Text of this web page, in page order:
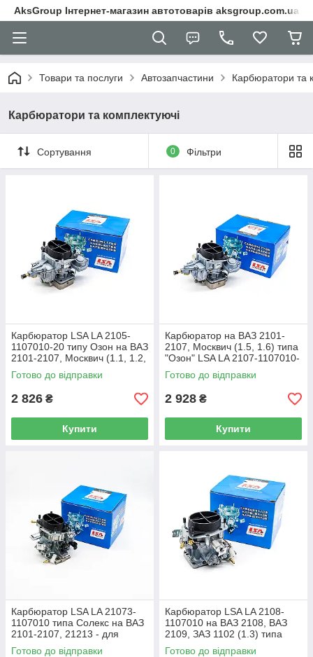
AksGroup Інтернет-магазин автотоварів aksgroup.com.ua
Товари та послуги Автозапчастини Карбюратори та
Карбюратори та комплектуючі
Сортування 0 Фільтри
Карбюратор LSA LA 2105-
1107010-20 типу Озон на ВАЗ
2101-2107, Москвич (1.1, 1.2,
1.3)
Готово до відправки
2 826 ₴
Купити
Карбюратор на ВАЗ 2101-
2107, Москвич (1.5, 1.6) типа
"Озон" LSA LA 2107-1107010-
20
Готово до відправки
2 928 ₴
Купити
Карбюратор LSA LA 21073-
1107010 типа Солекс на ВАЗ
2101-2107, 21213 - для
електронного запалювання
Готово до відправки
Карбюратор LSA LA 2108-
1107010 на ВАЗ 2108, ВАЗ
2109, ЗАЗ 1102 (1.3) типа
Солекс
Готово до відправки